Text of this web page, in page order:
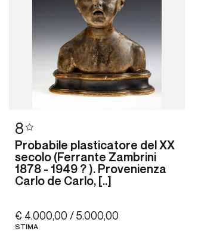
8
Probabile plasticatore del XX
secolo (Ferrante Zambrini
1878 - 1949 ? ). Provenienza
Carlo de Carlo, [..]
€ 4.000,00 / 5.000,00
STIMA